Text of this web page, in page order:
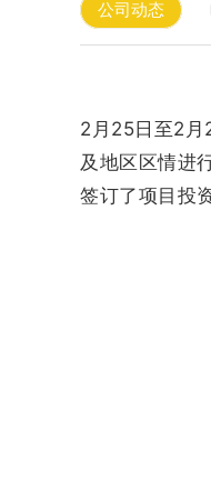
公司动态
2月25日至2月
及地区区情进
签订了项目投